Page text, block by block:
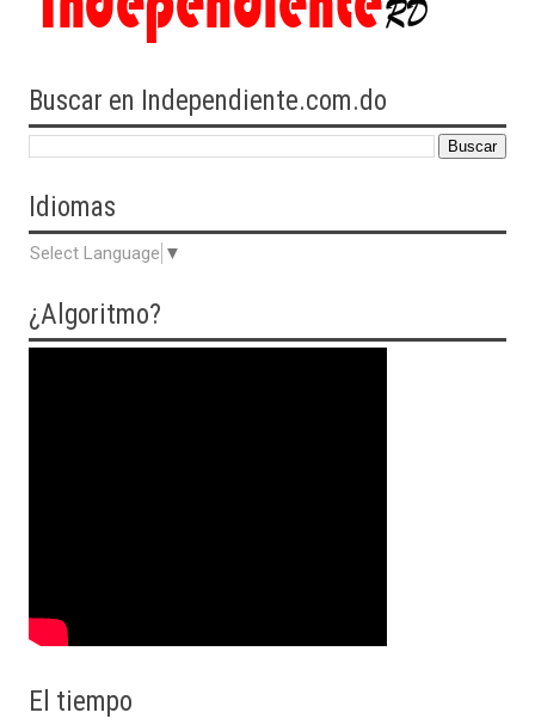
Buscar en Independiente.com.do
Idiomas
Select Language ▼
¿Algoritmo?
El tiempo